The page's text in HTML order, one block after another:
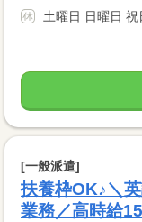
土曜日 日曜日 祝
[一般派遣]
扶養枠OK♪＼
業務／高時給